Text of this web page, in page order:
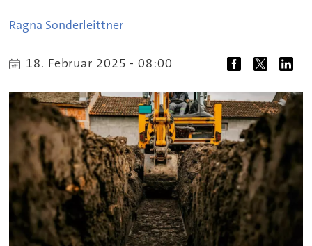
Ragna Sonderleittner
18. Februar 2025 - 08:00